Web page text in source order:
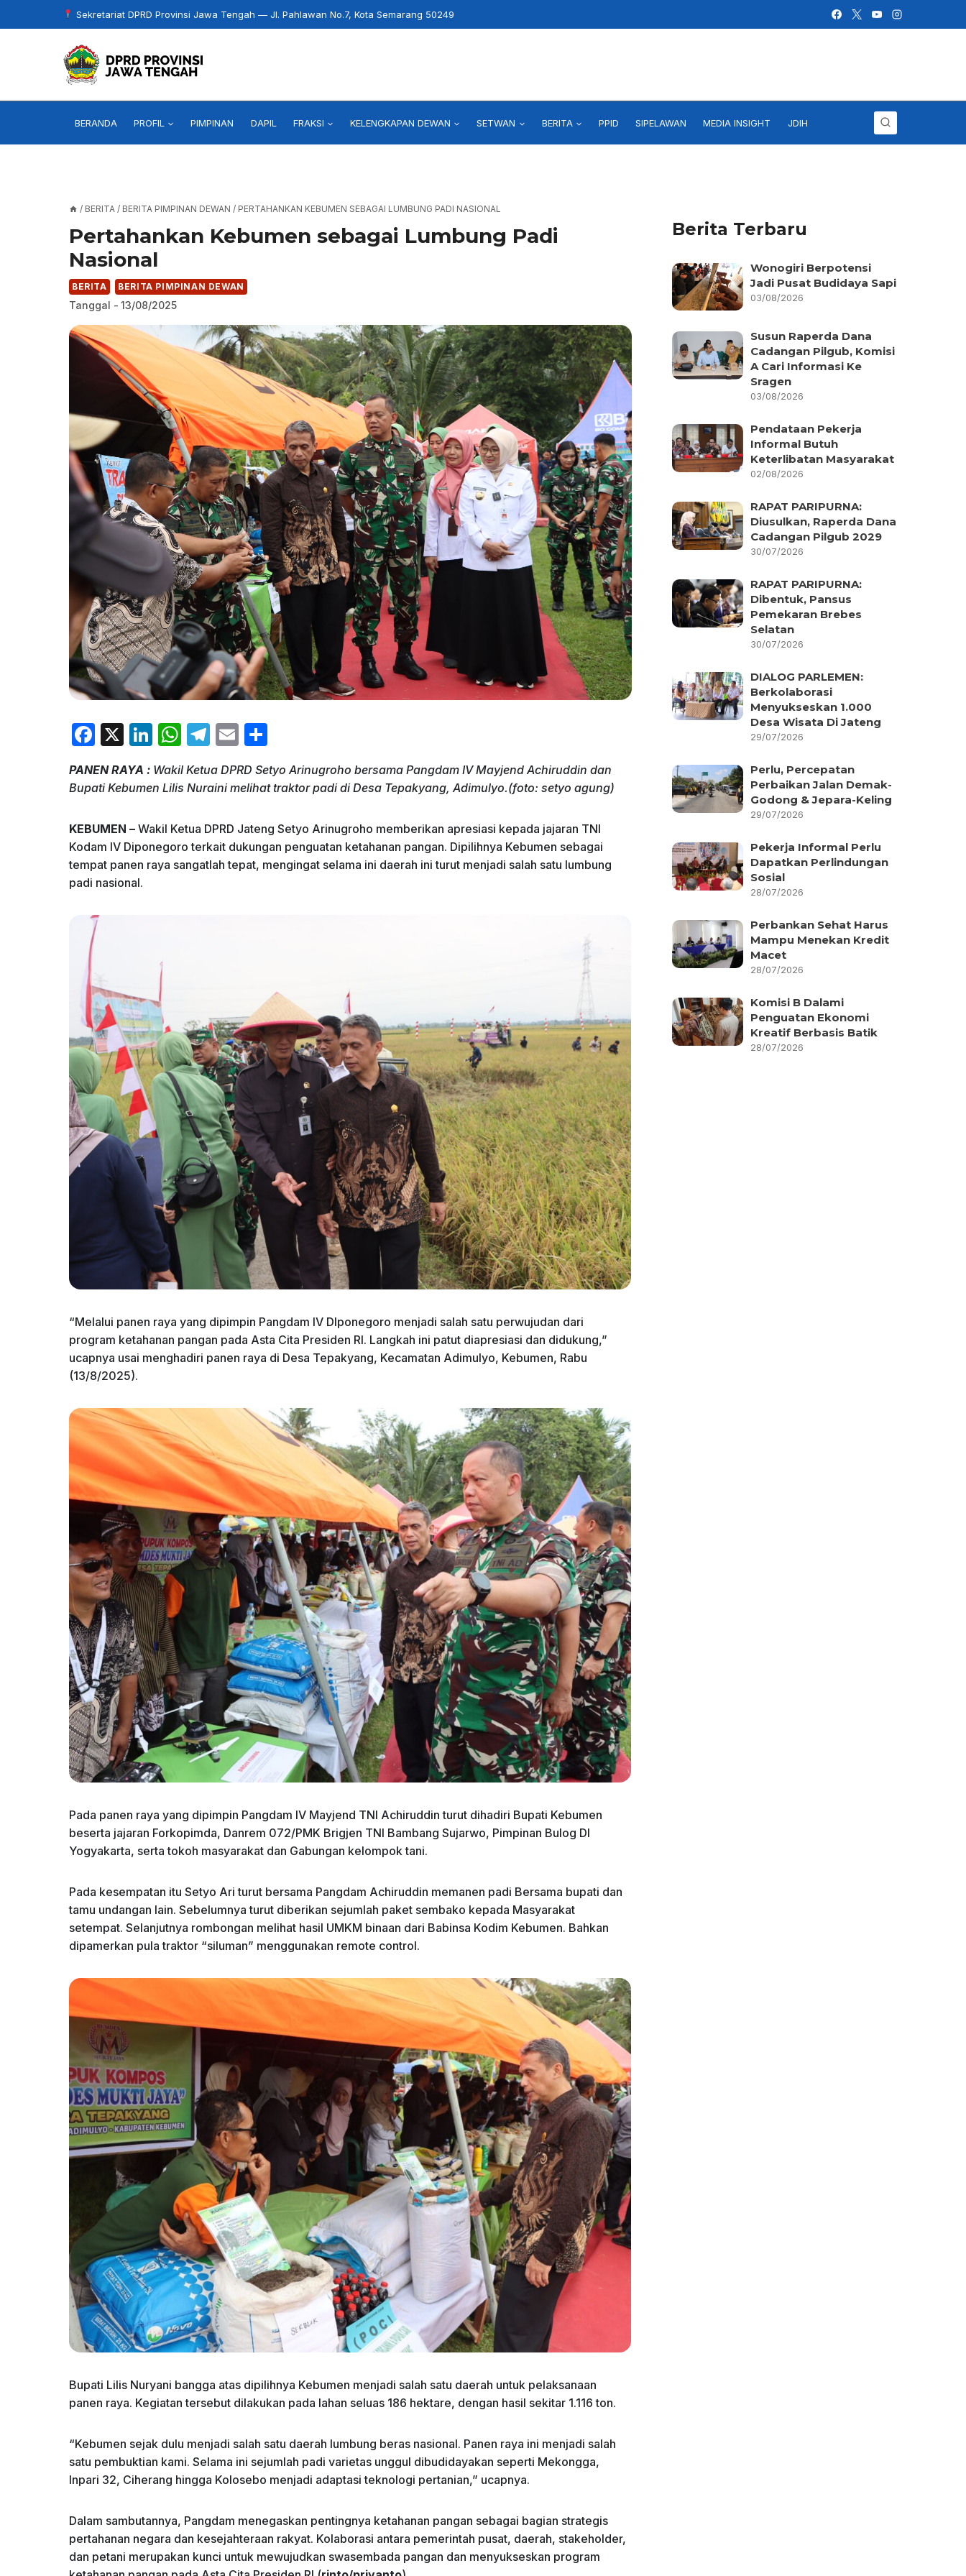
to
Sekretariat DPRD Provinsi Jawa Tengah — Jl. Pahlawan No.7, Kota Semarang 50249
BERANDA PROFIL PIMPINAN DAPIL FRAKSI KELENGKAPAN DEWAN SETWAN BERITA PPID SIPELAWAN MEDIA INSIGHT JDIH
/ BERITA / BERITA PIMPINAN DEWAN / PERTAHANKAN KEBUMEN SEBAGAI LUMBUNG PADI NASIONAL
Pertahankan Kebumen sebagai Lumbung Padi
Nasional
BERITA BERITA PIMPINAN DEWAN
Tanggal - 13/08/2025
F
c
b
o
o
k
X
Li
k
dI
n
W
at
A
p
p
T
e
a
m
E
ai ar
PANEN RAYA : Wakil Ketua DPRD Setyo Arinugroho bersama Pangdam IV Mayjend Achiruddin dan
Bupati Kebumen Lilis Nuraini melihat traktor padi di Desa Tepakyang, Adimulyo.(foto: setyo agung)
KEBUMEN – Wakil Ketua DPRD Jateng Setyo Arinugroho memberikan apresiasi kepada jajaran TNI
Kodam IV Diponegoro terkait dukungan penguatan ketahanan pangan. Dipilihnya Kebumen sebagai
tempat panen raya sangatlah tepat, mengingat selama ini daerah ini turut menjadi salah satu lumbung
padi nasional.
“Melalui panen raya yang dipimpin Pangdam IV DIponegoro menjadi salah satu perwujudan dari
program ketahanan pangan pada Asta Cita Presiden RI. Langkah ini patut diapresiasi dan didukung,”
ucapnya usai menghadiri panen raya di Desa Tepakyang, Kecamatan Adimulyo, Kebumen, Rabu
(13/8/2025).
Pada panen raya yang dipimpin Pangdam IV Mayjend TNI Achiruddin turut dihadiri Bupati Kebumen
beserta jajaran Forkopimda, Danrem 072/PMK Brigjen TNI Bambang Sujarwo, Pimpinan Bulog DI
Yogyakarta, serta tokoh masyarakat dan Gabungan kelompok tani.
Pada kesempatan itu Setyo Ari turut bersama Pangdam Achiruddin memanen padi Bersama bupati dan
tamu undangan lain. Sebelumnya turut diberikan sejumlah paket sembako kepada Masyarakat
setempat. Selanjutnya rombongan melihat hasil UMKM binaan dari Babinsa Kodim Kebumen. Bahkan
dipamerkan pula traktor “siluman” menggunakan remote control.
Bupati Lilis Nuryani bangga atas dipilihnya Kebumen menjadi salah satu daerah untuk pelaksanaan
panen raya. Kegiatan tersebut dilakukan pada lahan seluas 186 hektare, dengan hasil sekitar 1.116 ton.
“Kebumen sejak dulu menjadi salah satu daerah lumbung beras nasional. Panen raya ini menjadi salah
satu pembuktian kami. Selama ini sejumlah padi varietas unggul dibudidayakan seperti Mekongga,
Inpari 32, Ciherang hingga Kolosebo menjadi adaptasi teknologi pertanian,” ucapnya.
Dalam sambutannya, Pangdam menegaskan pentingnya ketahanan pangan sebagai bagian strategis
pertahanan negara dan kesejahteraan rakyat. Kolaborasi antara pemerintah pusat, daerah, stakeholder,
dan petani merupakan kunci untuk mewujudkan swasembada pangan dan menyukseskan program
Berita Terbaru
Wonogiri Berpotensi
Jadi Pusat Budidaya Sapi
03/08/2026
Susun Raperda Dana
Cadangan Pilgub, Komisi
A Cari Informasi Ke
Sragen
03/08/2026
Pendataan Pekerja
Informal Butuh
Keterlibatan Masyarakat
02/08/2026
RAPAT PARIPURNA:
Diusulkan, Raperda Dana
Cadangan Pilgub 2029
30/07/2026
RAPAT PARIPURNA:
Dibentuk, Pansus
Pemekaran Brebes
Selatan
30/07/2026
DIALOG PARLEMEN:
Berkolaborasi
Menyukseskan 1.000
Desa Wisata Di Jateng
29/07/2026
Perlu, Percepatan
Perbaikan Jalan Demak-
Godong & Jepara-Keling
29/07/2026
Pekerja Informal Perlu
Dapatkan Perlindungan
Sosial
28/07/2026
Perbankan Sehat Harus
Mampu Menekan Kredit
Macet
28/07/2026
Komisi B Dalami
Penguatan Ekonomi
Kreatif Berbasis Batik
28/07/2026